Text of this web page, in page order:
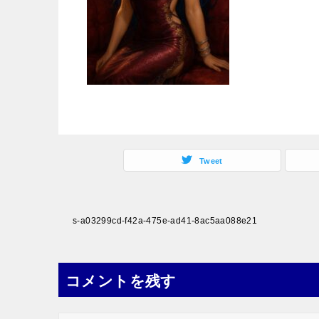
Tweet
投
ナ
ビ
s-a03299cd-f42a-475e-ad41-8ac5aa088e21
コメントを残す